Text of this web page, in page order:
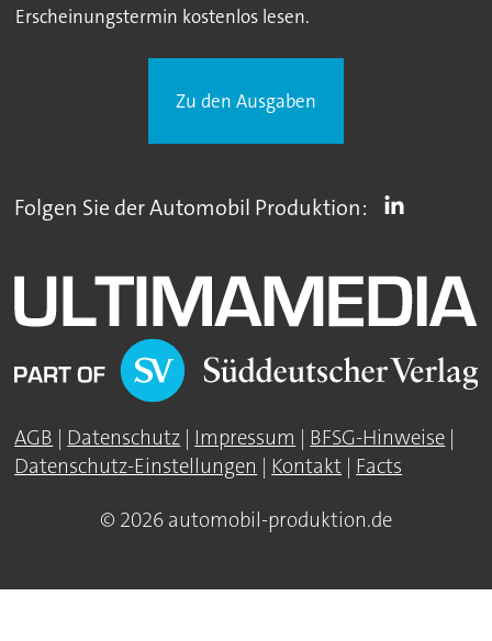
Erscheinungstermin kostenlos lesen.
Zu den Ausgaben
Folgen Sie der Automobil Produktion:
AGB | Datenschutz | Impressum | BFSG-Hinweise |
Datenschutz-Einstellungen | Kontakt | Facts
© 2026 automobil-produktion.de